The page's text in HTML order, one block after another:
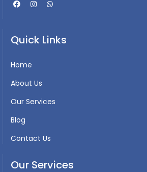
Quick Links
Home
About Us
Our Services
Blog
Contact Us
Our Services